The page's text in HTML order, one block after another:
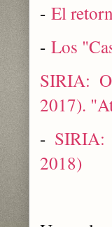
- El
- Los
SIRIA:
2017).
- SIRIA:
2018)